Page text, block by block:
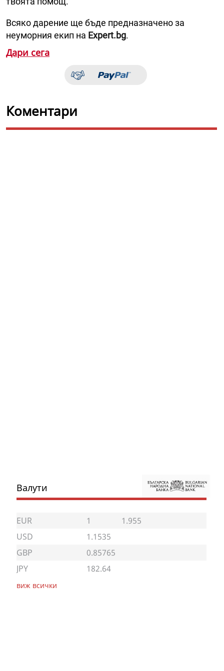
Всяко дарение ще бъде предназначено за
неуморния екип на Expert.bg.
Дари сега
Коментари
Валути
EUR 1
1.955
USD
1.1535
GBP
0.85765
JPY
182.64
виж всички